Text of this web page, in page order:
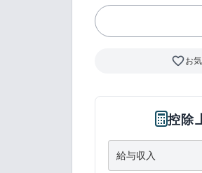
favorite_borderお
控除